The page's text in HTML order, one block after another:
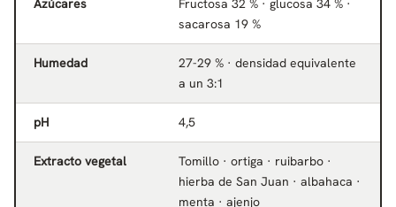
sacarosa 19 %
Humedad
27-29 % · densidad equivalente
a un 3:1
pH 4,5
Extracto vegetal
Tomillo · ortiga · ruibarbo ·
hierba de San Juan · albahaca ·
menta · ajenjo